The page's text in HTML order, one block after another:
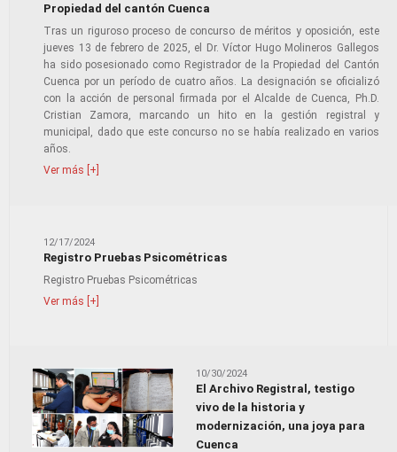
Propiedad del cantón Cuenca
Tras un riguroso proceso de concurso de méritos y oposición, este
jueves 13 de febrero de 2025, el Dr. Víctor Hugo Molineros Gallegos
ha sido posesionado como Registrador de la Propiedad del Cantón
Cuenca por un período de cuatro años. La designación se oficializó
con la acción de personal firmada por el Alcalde de Cuenca, Ph.D.
Cristian Zamora, marcando un hito en la gestión registral y
municipal, dado que este concurso no se había realizado en varios
años.
Ver más [+]
12/17/2024
Registro Pruebas Psicométricas
Registro Pruebas Psicométricas
Ver más [+]
10/30/2024
El Archivo Registral, testigo
vivo de la historia y
modernización, una joya para
Cuenca